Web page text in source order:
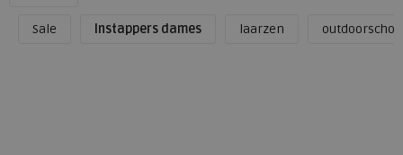
Sale Instappers dames laarzen